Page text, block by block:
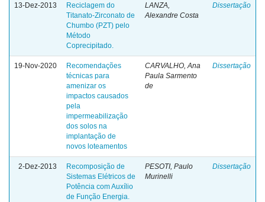
13-Dez-2013
Reciclagem do
Titanato-Zirconato de
Chumbo (PZT) pelo
Método
Coprecipitado.
LANZA,
Alexandre Costa
Dissertação
19-Nov-2020
Recomendações
técnicas para
amenizar os
impactos causados
pela
impermeabilização
dos solos na
implantação de
novos loteamentos
CARVALHO, Ana
Paula Sarmento
de
Dissertação
2-Dez-2013
Recomposição de
Sistemas Elétricos de
Potência com Auxílio
de Função Energia.
PESOTI, Paulo
Murinelli
Dissertação